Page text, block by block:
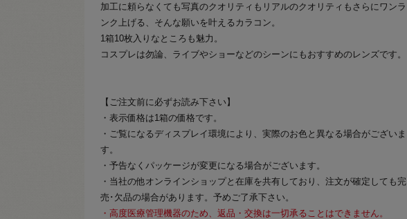
加工に頼らなくても写真のクオリティもリアルのクオリティもさらにワンラ
ンク上げる、そんな願いを叶えるカラコン。
1箱10枚入りなところも魅力。
コスプレは勿論、ライブやショーなどのシーンにもおすすめのレンズです。
【ご注文前に必ずお読み下さい】
・表示価格は1箱の価格です。
・ご覧になるディスプレイ環境により、実際のお色と異なる場合がございま
す。
・予告なくパッケージが変更になる場合がございます。
・当社の他オンラインショップと在庫を共有しており、注文が確定しても完
売･欠品の場合があります。予めご了承下さい。
・高度医療管理機器のため、返品・交換は一切承ることはできません。